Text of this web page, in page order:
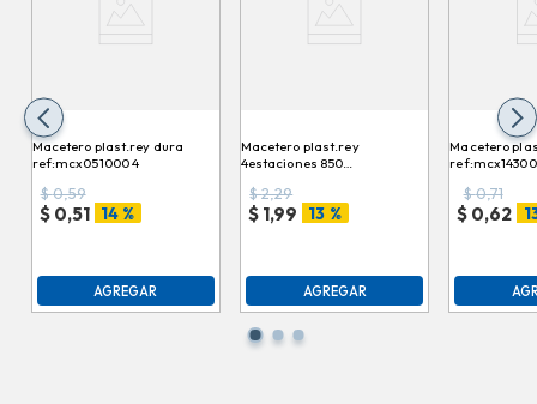
Macetero plast.rey dura
ref:mcx051000 4
$0,59
$ 0,51 14 %
AGREGAR
Macetero plast.rey
4estaciones 850
$2,29
$ 1,99 13 %
AGREGAR
Macetero
$0,71
$ 0,62